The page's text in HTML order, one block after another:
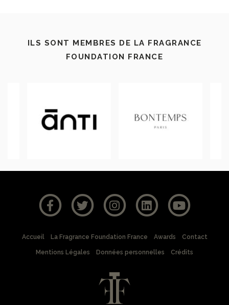
ILS SONT MEMBRES DE LA FRAGRANCE
FOUNDATION FRANCE
Accueil La Fragrance Foundation France Awards Contact
Mentions Légales Données personnelles Crédits